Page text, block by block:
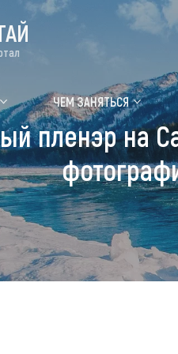
Где
Топ
ЧЕМ ЗАНЯТЬСЯ
пленэр на